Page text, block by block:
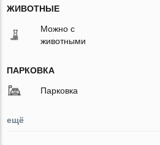
ЖИВОТНЫЕ
Можно с
животными
ПАРКОВКА
Парковка
ещё